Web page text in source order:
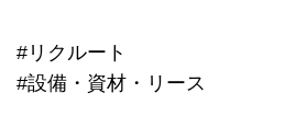
#リクルート
#設備・資材・リース